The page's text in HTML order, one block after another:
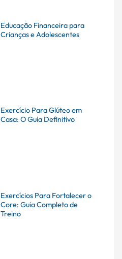
Educação Financeira para
Crianças e Adolescentes
Exercício Para Glúteo em
Casa: O Guia Definitivo
Exercícios Para Fortalecer o
Core: Guia Completo de
Treino